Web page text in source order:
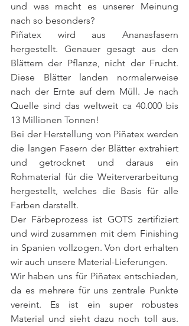
und was macht es unserer Meinung
nach so besonders?
Piñatex wird aus Ananasfasern
hergestellt. Genauer gesagt aus den
Blättern der Pflanze, nicht der Frucht.
Diese Blätter landen normalerweise
nach der Ernte auf dem Müll. Je nach
Quelle sind das weltweit ca 40.000 bis
13 Millionen Tonnen!
Bei der Herstellung von Piñatex werden
die langen Fasern der Blätter extrahiert
und getrocknet und daraus ein
Rohmaterial für die Weiterverarbeitung
hergestellt, welches die Basis für alle
Farben darstellt.
Der Färbeprozess ist GOTS zertifiziert
und wird zusammen mit dem Finishing
in Spanien vollzogen. Von dort erhalten
wir auch unsere Material-Lieferungen.
Wir haben uns für Piñatex entschieden,
da es mehrere für uns zentrale Punkte
vereint. Es ist ein super robustes
Material und sieht dazu noch toll aus.